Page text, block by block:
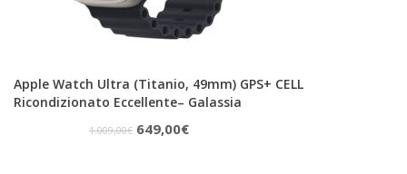
Apple Watch Ultra (Titanio, 49mm) GPS+ CELL
Ricondizionato Eccellente– Galassia
1.009,00€ Il
649,00€Il